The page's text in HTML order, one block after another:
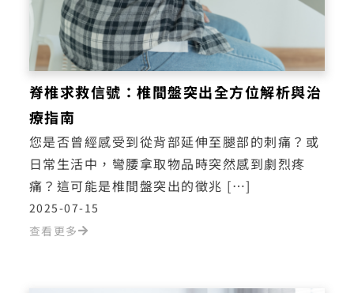
脊椎求救信號：椎間盤突出全方位解析與治
療指南
您是否曾經感受到從背部延伸至腿部的刺痛？或
日常生活中，彎腰拿取物品時突然感到劇烈疼
痛？這可能是椎間盤突出的徵兆 […]
2025-07-15
查看更多